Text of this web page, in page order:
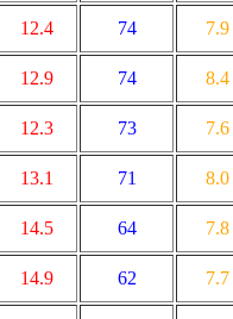
12.4 74
7.9
12.9 74
8.4
12.3 73
7.6
13.1 71
8.0
14.5 64
7.8
14.9 62
7.7